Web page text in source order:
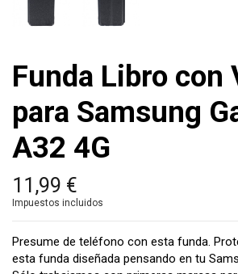
Funda Libro con
para Samsung
A32 4G
11,99 €
Impuestos incluidos
Presume de teléfono con esta funda.
esta funda diseñada pensando en tu